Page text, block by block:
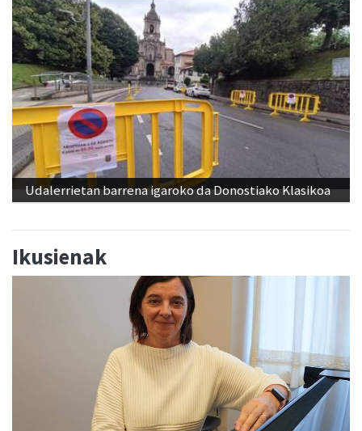
Udalerrietan barrena igaroko da Donostiako Klasikoa
Ikusienak